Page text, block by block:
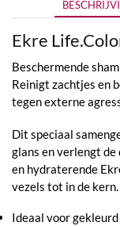
Ekre
Beschermende
Reinigt zachtjes en
tegen externe
Dit speciaal
glans en verlengt de
en hydraterende
vezels tot in de kern.
Ideaal voor